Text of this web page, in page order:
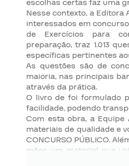
escolhas certas faz uma
Nesse contexto, a Editora
interessados em
de Exercícios para
preparação, traz 1.013
específicas pertinentes
As questões são de
maioria, nas principais
através da prática.
O livro de foi formulado
facilidade, podendo
Com esta obra, a
materiais de qualidade e
CONCURSO PÚBLICO.
mãos um material que